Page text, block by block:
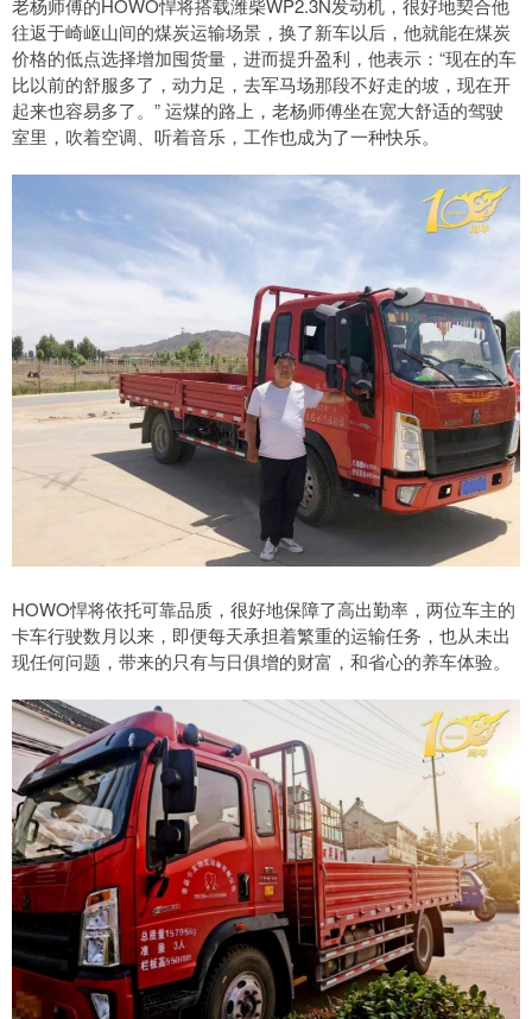
往返于崎岖山间的煤炭运输场景，换了新车以后，他就能在煤炭
价格的低点选择增加囤货量，进而提升盈利，他表示：“现在的车
比以前的舒服多了，动力足，去军马场那段不好走的坡，现在开
起来也容易多了。” 运煤的路上，老杨师傅坐在宽大舒适的驾驶
室里，吹着空调、听着音乐，工作也成为了一种快乐。
HOWO悍将依托可靠品质，很好地保障了高出勤率，两位车主的
卡车行驶数月以来，即便每天承担着繁重的运输任务，也从未出
现任何问题，带来的只有与日俱增的财富，和省心的养车体验。